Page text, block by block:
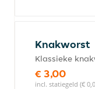
Knakworst
Klassieke
€ 3,00
incl. statiegeld (€